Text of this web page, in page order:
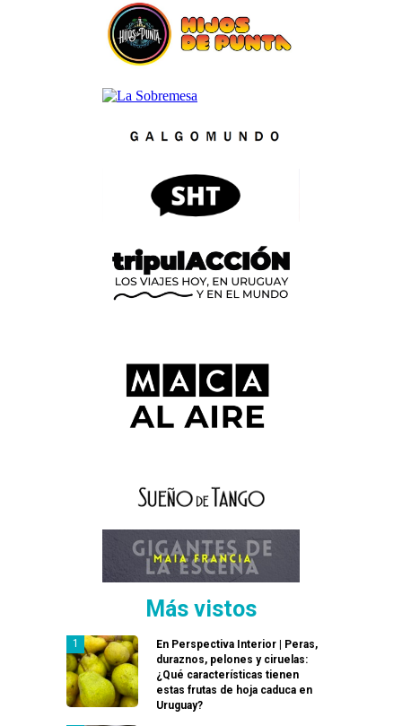
Más vistos
En Perspectiva Interior | Peras,
duraznos, pelones y ciruelas:
¿Qué características tienen
estas frutas de hoja caduca en
Uruguay?